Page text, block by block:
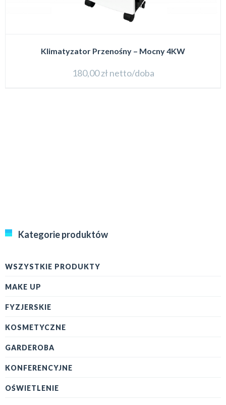
Klimatyzator Przenośny – Mocny 4KW
180,00zł netto/doba
Kategorie produktów
WSZYSTKIE PRODUKTY
MAKE UP
FYZJERSKIE
KOSMETYCZNE
GARDEROBA
KONFERENCYJNE
OŚWIETLENIE